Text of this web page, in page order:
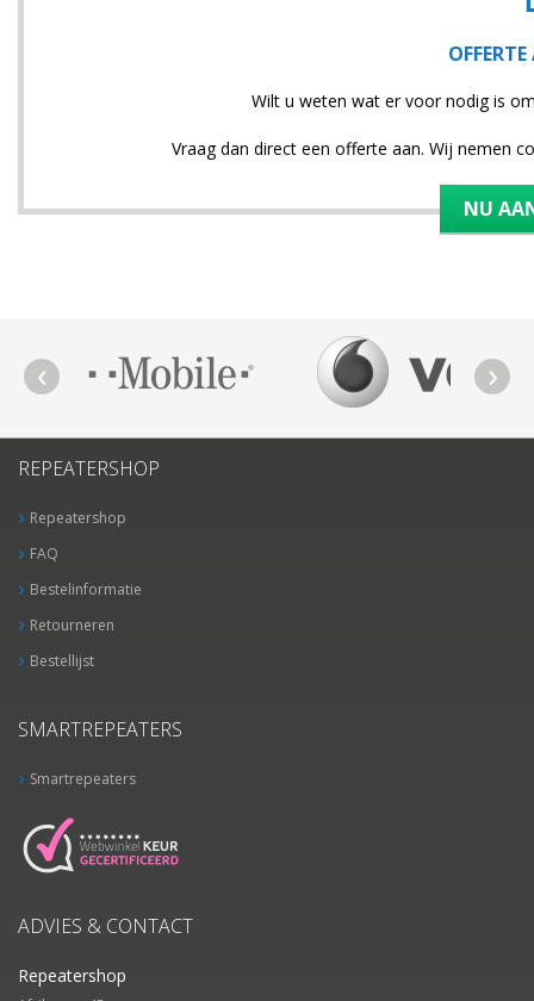
Wilt u weten wat er voor nodig is
Vraag dan direct een offerte aan. Wij nemen
NU
REPEATERSHOP
Repeatershop
FAQ
Bestelinformatie
Retourneren
Bestellijst
SMARTREPEATERS
Smartrepeaters
ADVIES & CONTACT
Repeatershop